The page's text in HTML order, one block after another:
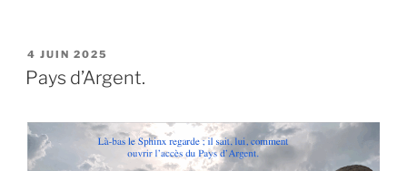
PUBLIÉ
LE
4 JUIN 2025
Pays d’Argent.